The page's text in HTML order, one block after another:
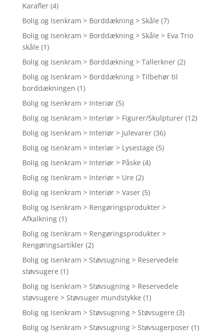
Karafler (4)
Bolig og Isenkram > Borddækning > Skåle (7)
Bolig og Isenkram > Borddækning > Skåle > Eva Trio
skåle (1)
Bolig og Isenkram > Borddækning > Tallerkner (2)
Bolig og Isenkram > Borddækning > Tilbehør til
borddækningen (1)
Bolig og Isenkram > Interiør (5)
Bolig og Isenkram > Interiør > Figurer/Skulpturer (12)
Bolig og Isenkram > Interiør > Julevarer (36)
Bolig og Isenkram > Interiør > Lysestage (5)
Bolig og Isenkram > Interiør > Påske (4)
Bolig og Isenkram > Interiør > Ure (2)
Bolig og Isenkram > Interiør > Vaser (5)
Bolig og Isenkram > Rengøringsprodukter >
Afkalkning (1)
Bolig og Isenkram > Rengøringsprodukter >
Rengøringsartikler (2)
Bolig og Isenkram > Støvsugning > Reservedele
støvsugere (1)
Bolig og Isenkram > Støvsugning > Reservedele
støvsugere > Støvsuger mundstykke (1)
Bolig og Isenkram > Støvsugning > Støvsugere (3)
Bolig og Isenkram > Støvsugning > Støvsugerposer (1)